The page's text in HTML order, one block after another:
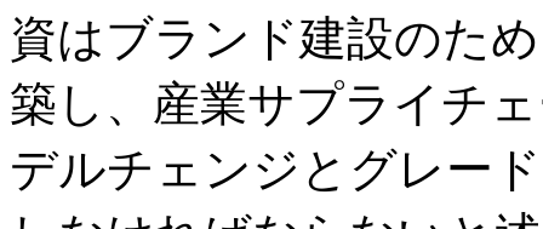
資はブランド建設のた
築し、産業サプライチ
デルチェンジとグレー